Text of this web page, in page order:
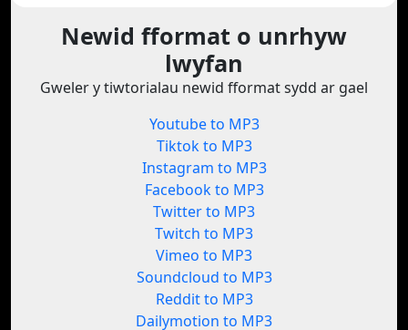
Newid fformat o unrhyw
lwyfan
Gweler y tiwtorialau newid fformat sydd ar gael
Youtube to MP3
Tiktok to MP3
Instagram to MP3
Facebook to MP3
Twitter to MP3
Twitch to MP3
Vimeo to MP3
Soundcloud to MP3
Reddit to MP3
Dailymotion to MP3